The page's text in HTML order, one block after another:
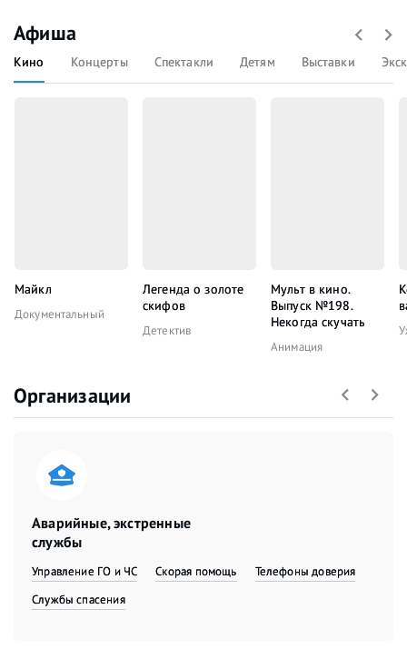
Афиша
Кино Концерты Спектакли Детям Выставки
Майкл
Документальный
Легенда о золоте
скифов
Детектив
Мульт в кино.
Выпуск №198.
Некогда скучать
Анимация
Организации
Аварийные, экстренные
службы
Управление ГО и ЧС Скорая помощь
Телефоны доверия
Службы спасения